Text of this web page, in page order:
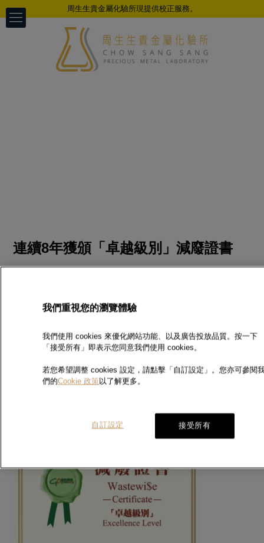
周生生貴金屬化驗所現提供校正服務。
連續8年獲頒「卓越級別」減廢證書
周生生貴金屬化驗所已連續8年獲「香港綠色機構認證」計劃頒發「卓
「香港綠色機構認證」計劃目的是表揚企業於環保實踐方面所作出的努
力；及鼓勵企業於日常運作中減少製造廢物。
有關香港綠色機構認證詳情請瀏覽香港環境卓越大獎網頁。
我們重視您的瀏覽體驗
我們使用 cookies 來優化網站功能、以及廣告投放品質。按一下
「接受所有」即表示您同意我們使用 cookies。
若您希望調整 cookies 設定，請點擊「自訂設定」。您亦可參閱
們的Cookie 政策 以了解更多。
接受所有
自訂設定